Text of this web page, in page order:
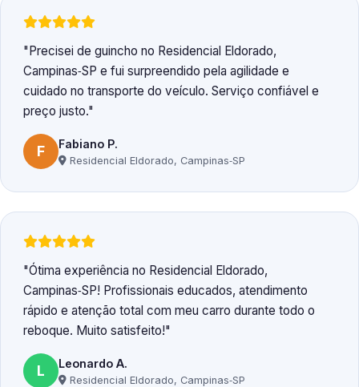
Precisei de guincho no Residencial Eldorado,
Campinas‑SP e fui surpreendido pela agilidade e
cuidado no transporte do veículo. Serviço confiável e
preço justo.
F Fabiano P.
Residencial Eldorado, Campinas‑SP
Ótima experiência no Residencial Eldorado,
Campinas‑SP! Profissionais educados, atendimento
rápido e atenção total com meu carro durante todo o
reboque. Muito satisfeito!
L Leonardo A.
Residencial Eldorado, Campinas‑SP